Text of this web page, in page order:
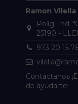
Ramon Vilella
Políg. Ind.
25190 -
973 20 15
Contáctanos
de ayudarte!